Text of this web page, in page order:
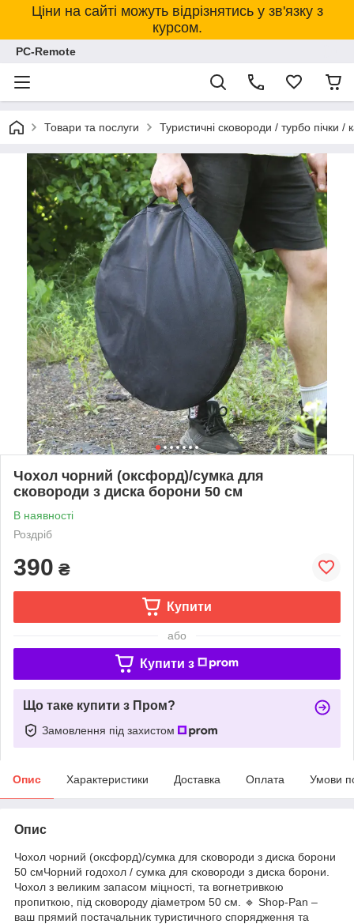
Ціни на сайті можуть відрізнятись у зв'язку з
курсом.
PC-Remote
Товари та послуги Туристичні сковороди / турбо пічки /
Чохол чорний (оксфорд)/сумка для
сковороди з диска борони 50 см
В наявності
Роздріб
390 ₴
Купити
або
Купити з
Що таке купити з Пром?
Замовлення під захистом
Опис Характеристики Доставка Оплата Умови
Опис
Чохол чорний (оксфорд)/сумка для сковороди з диска борони
50 смЧорний годохол / сумка для сковороди з диска борони.
Чохол з великим запасом міцності, та вогнетривкою
пропиткою, під сковороду діаметром 50 см. 🔹 Shop-Pan –
ваш прямий постачальник туристичного спорядження та